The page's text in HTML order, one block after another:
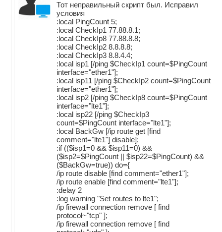
Тот неправильный скрипт был. Исправил
условия
:local PingCount 5;
:local CheckIp1 77.88.8.1;
:local CheckIp8 77.88.8.8;
:local CheckIp2 8.8.8.8;
:local CheckIp3 8.8.4.4;
:local isp1 [/ping $CheckIp1 count=$PingCount
interface="ether1"];
:local isp11 [/ping $CheckIp2 count=$PingCount
interface="ether1"];
:local isp2 [/ping $CheckIp8 count=$PingCount
interface="lte1"];
:local isp22 [/ping $CheckIp3
count=$PingCount interface="lte1"];
:local BackGw [/ip route get [find
comment="lte1"] disable];
:if (($isp1=0 && $isp11=0) &&
($isp2=$PingCount || $isp22=$PingCount) &&
($BackGw=true)) do={
/ip route disable [find comment="ether1"];
/ip route enable [find comment="lte1"];
:delay 2
:log warning "Set routes to lte1";
/ip firewall connection remove [ find
protocol~"tcp" ];
/ip firewall connection remove [ find